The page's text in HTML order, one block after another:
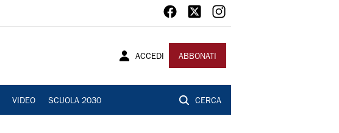
ACCEDI ABBONATI
VIDEO SCUOLA 2030 CERCA